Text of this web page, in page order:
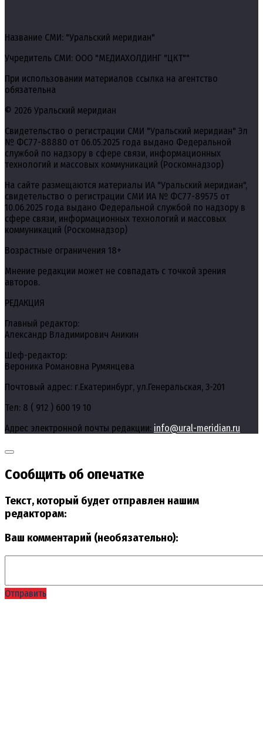
Название СМИ: "Уральский меридиан"
Учредитель СМИ: ООО "МЕДИАХОЛДИНГ "ЦКТ""
При использовании материалов ссылка на агентство
обязательна
© 2026 Уральский меридиан
Свидетельство о регистрации СМИ "Уральский меридиан" Эл
№ ФС77-88880 от 06.05.2025 года выдано Федеральной
службой по надзору в сфере связи, информационных
технологий и массовых коммуникаций (Роскомнадзор)
На сайте размещаются материалы ИА "Уральский меридиан",
свидетельство о регистрации СМИ ИА № ФС77-89575 от
10.06.2025 года выдано Федеральной службой по надзору в
сфере связи, информационных технологий и массовых
коммуникаций (Роскомнадзор)
Возрастные ограничения 18+
Мнение редакции может не совпадать с точкой зрения
авторов.
РЕДАКЦИЯ
Главный редактор:
Александр Владимирович Аникин
Шеф-редактор:
Вероника Романовна Румянцева
Почтовый адрес: г.Екатеринбург, ул.Генеральская, 3-201
Тел: 8 ( 912 ) 600 19 10
Адрес электронной почты редакции: info@ural-meridian.ru
Сообщить об опечатке
Текст, который будет отправлен нашим
редакторам:
Ваш комментарий (необязательно):
Отправить